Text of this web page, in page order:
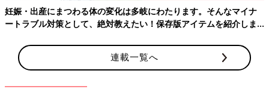
す。
ループを断ちきるためにできること
妊娠・出産にまつわる体の変化は多岐にわたります。そんなマイナ
ートラブル対策として、絶対教えたい！保存版アイテムを紹介しま
連載一覧へ